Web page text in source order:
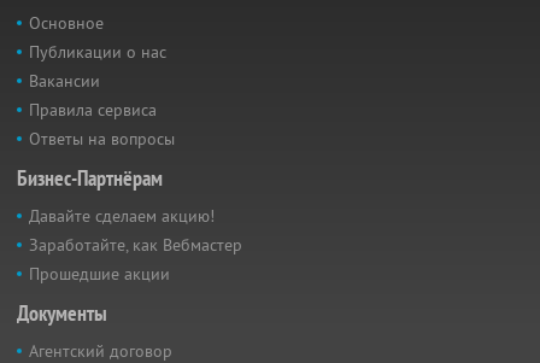
Основное
Публикации о нас
Вакансии
Правила сервиса
Ответы на вопросы
Бизнес-Партнёрам
Давайте сделаем акцию!
Заработайте, как Вебмастер
Прошедшие акции
Документы
Агентский договор